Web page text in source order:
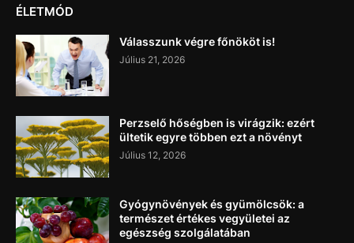
ÉLETMÓD
Válasszunk végre főnököt is!
Július 21, 2026
Perzselő hőségben is virágzik: ezért
ültetik egyre többen ezt a növényt
Július 12, 2026
Gyógynövények és gyümölcsök: a
természet értékes vegyületei az
egészség szolgálatában